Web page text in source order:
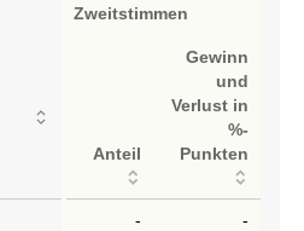
Zweitstimmen
Anteil
Gewinn
und
Verlust in
%-
Punkten
- -